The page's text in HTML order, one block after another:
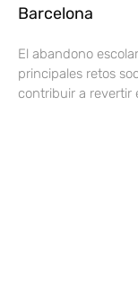
Barcelona
El abandono
principales retos
contribuir a revertir